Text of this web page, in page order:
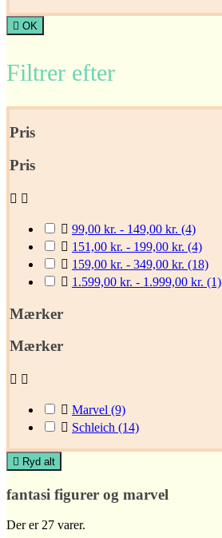
 OK
Filtrer efter
Pris
Pris
 
 99,00 kr. - 149,00 kr. (4)
 151,00 kr. - 199,00 kr. (4)
 159,00 kr. - 349,00 kr. (18)
 1.599,00 kr. - 1.999,00 kr. (1)
Mærker
Mærker
 
 Marvel (9)
 Schleich (14)
 Ryd alt
fantasi figurer og marvel
Der er 27 varer.